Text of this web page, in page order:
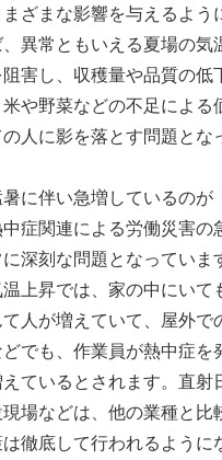
ざまな影響を与えるよう
異常ともいえる夏場の気
害し、収穫量や品質の低
や野菜などの不足による
人に影を落とす問題とな
に伴い急増しているのが
症関連による労働災害の
深刻な問題となっていま
上昇では、家の中にいて
人が増えていて、屋外で
でも、作業員が熱中症を
ているとされます。直射
場などは、他の業種と比
徹底して行われるように